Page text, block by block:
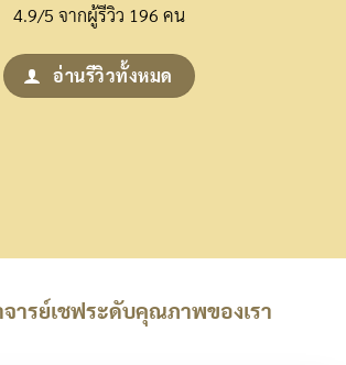
4.9/5 จากผู้รีวิว 196 คน
อ่านรีวิวทั้งหมด
ารย์เชฟระดับคุณภาพของเรา